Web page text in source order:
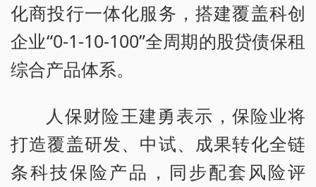
化商投行一体化服务，搭建覆盖科创
企业“0-1-10-100”全周期的股贷债保租
综合产品体系。
人保财险王建勇表示，保险业将
打造覆盖研发、中试、成果转化全链
条科技保险产品，同步配套风险评